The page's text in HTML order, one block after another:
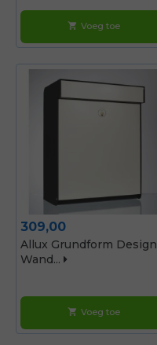
shopping_cart Voeg toe
Prijs
309,00
Allux Grundform Design
Wand...
shopping_cart Voeg toe